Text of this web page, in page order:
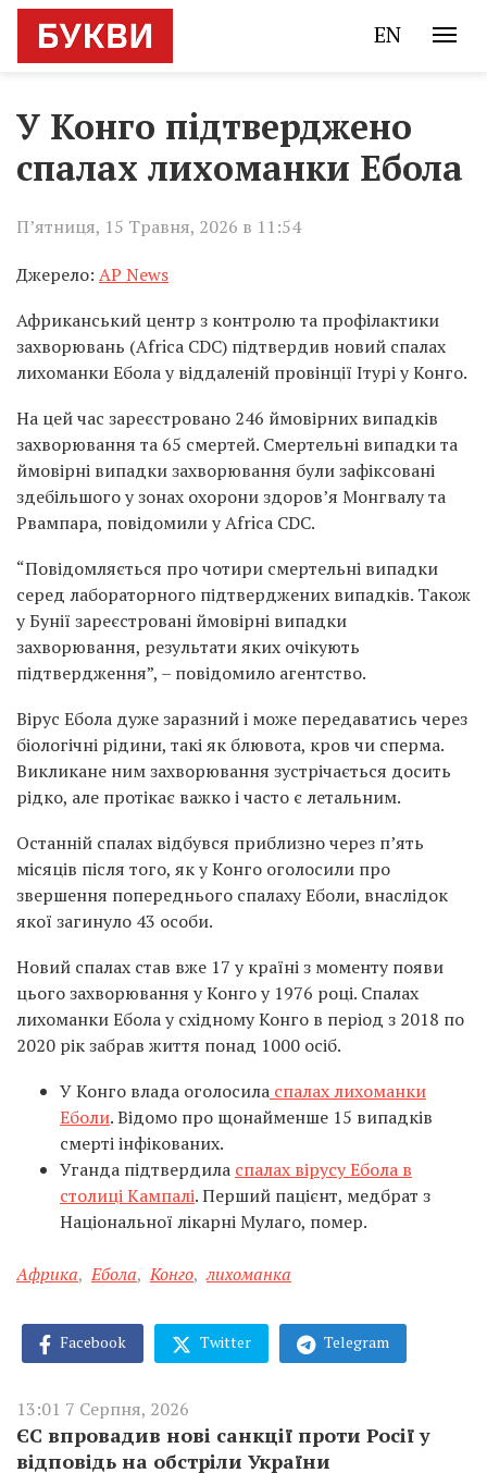
EN
У Конго підтверджено
спалах лихоманки Ебола
П’ятниця, 15 Травня, 2026 в 11:54
Джерело: AP News
Африканський центр з контролю та профілактики
захворювань (Africa CDC) підтвердив новий спалах
лихоманки Ебола у віддаленій провінції Ітурі у Конго.
На цей час зареєстровано 246 ймовірних випадків
захворювання та 65 смертей. Смертельні випадки та
ймовірні випадки захворювання були зафіксовані
здебільшого у зонах охорони здоров’я Монгвалу та
Рвампара, повідомили у Africa CDC.
“Повідомляється про чотири смертельні випадки
серед лабораторного підтверджених випадків. Також
у Бунії зареєстровані ймовірні випадки
захворювання, результати яких очікують
підтвердження”, – повідомило агентство.
Вірус Ебола дуже заразний і може передаватись через
біологічні рідини, такі як блювота, кров чи сперма.
Викликане ним захворювання зустрічається досить
рідко, але протікає важко і часто є летальним.
Останній спалах відбувся приблизно через п’ять
місяців після того, як у Конго оголосили про
звершення попереднього спалаху Еболи, внаслідок
якої загинуло 43 особи.
Новий спалах став вже 17 у країні з моменту появи
цього захворювання у Конго у 1976 році. Спалах
лихоманки Ебола у східному Конго в період з 2018 по
2020 рік забрав життя понад 1000 осіб.
У Конго влада оголосила спалах лихоманки
Еболи. Відомо про щонайменше 15 випадків
смерті інфікованих.
Уганда підтвердила спалах вірусу Ебола в
столиці Кампалі. Перший пацієнт, медбрат з
Національної лікарні Мулаго, помер.
Африка, Ебола, Конго, лихоманка
Facebook Twitter Telegram
13:01 7 Серпня, 2026
ЄС впровадив нові санкції проти Росії у
відповідь на обстріли України